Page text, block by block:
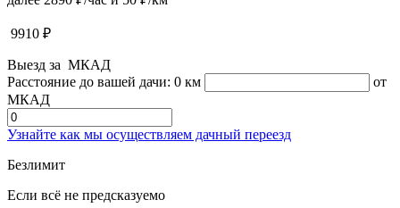
9910 ₽
Выезд за МКАД
Расстояние до вашей дачи: 0 км
от
МКАД
Узнайте как мы осуществляем дачный переезд
Безлимит
Если всё не предсказуемо